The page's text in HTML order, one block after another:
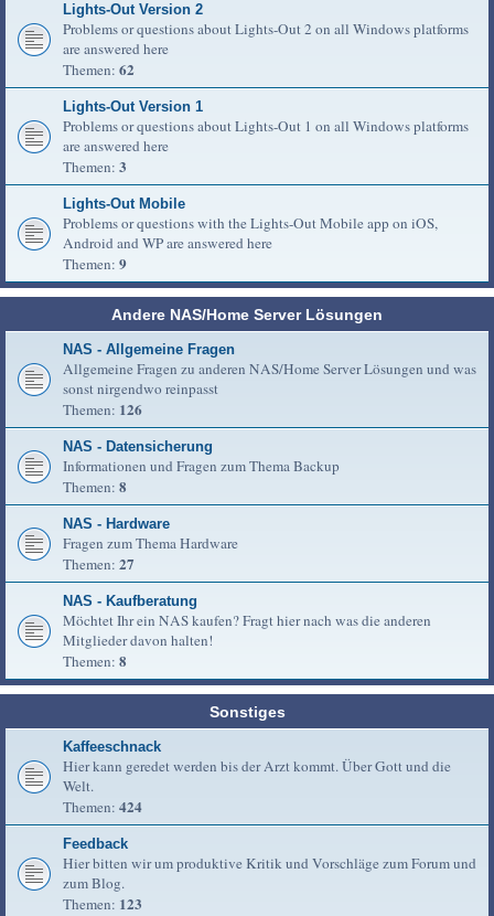
Lights-Out Version 2
Problems or questions about Lights-Out 2 on all Windows platforms
are answered here
Themen: 62
Lights-Out Version 1
Problems or questions about Lights-Out 1 on all Windows platforms
are answered here
Themen: 3
Lights-Out Mobile
Problems or questions with the Lights-Out Mobile app on iOS,
Android and WP are answered here
Themen: 9
Andere NAS/Home Server Lösungen
NAS - Allgemeine Fragen
Allgemeine Fragen zu anderen NAS/Home Server Lösungen und was
sonst nirgendwo reinpasst
Themen: 126
NAS - Datensicherung
Informationen und Fragen zum Thema Backup
Themen: 8
NAS - Hardware
Fragen zum Thema Hardware
Themen: 27
NAS - Kaufberatung
Möchtet Ihr ein NAS kaufen? Fragt hier nach was die anderen
Mitglieder davon halten!
Themen: 8
Sonstiges
Kaffeeschnack
Hier kann geredet werden bis der Arzt kommt. Über Gott und die
Welt.
Themen: 424
Feedback
Hier bitten wir um produktive Kritik und Vorschläge zum Forum und
zum Blog.
Themen: 123